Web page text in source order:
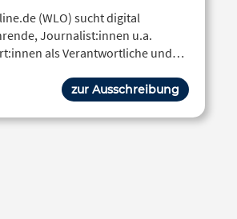
(WLO) sucht digital
Journalist:innen u.a.
als Verantwortliche und
zur Ausschreibung